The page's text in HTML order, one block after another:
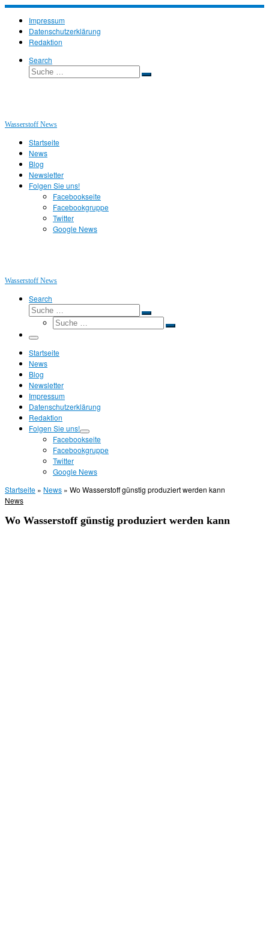
Zum
Inhalt
springen
Impressum
Datenschutzerklärung
Redaktion
Search
Suche
Suche
Wasserstoff News
Startseite
News
Blog
Newsletter
Folgen Sie uns!
Facebookseite
Facebookgruppe
Twitter
Google News
Wasserstoff News
Search
Suche
Suche
Suche
Suche
Menü
Startseite
News
Blog
Newsletter
Impressum
Datenschutzerklärung
Redaktion
Folgen Sie uns!
Facebookseite
Facebookgruppe
Twitter
Google News
Startseite » News » Wo Wasserstoff günstig produziert werden kann
News
Wo Wasserstoff günstig produziert werden kann